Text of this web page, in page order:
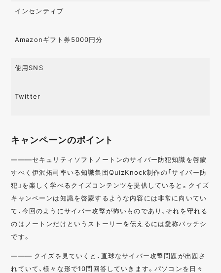
インセンティブ
Amazonギフト券5000円分
使用SNS
Twitter
キャンペーンのポイント
———セキュリティソフトノートンのサイバー防犯知識を啓蒙
すべく伊沢拓司率いる知識集団QuizKnock制作の「サイバー防
犯」を楽しく学べるクイズコンテンツを提供していると。クイズ
キャンペーンは知識を啓蒙するような内容には非常に向いてい
て、今回のようにサイバー攻撃が怖いものであり、それを守れる
のはノートンだけというストーリーを伝えるには愛称バッチシ
です。
——— クイズを見ていくと、直球なサイバー攻撃問題が出題さ
れていて、様々な形で10問回答していきます。パソコンを日々